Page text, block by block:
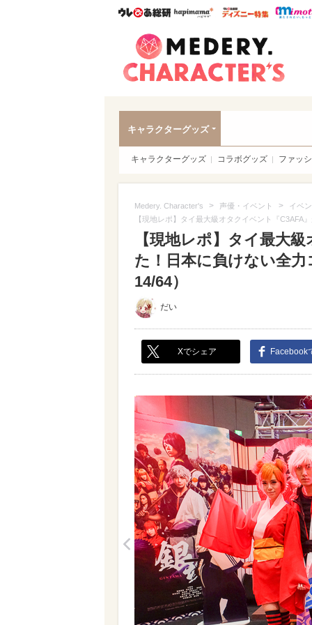
ウレぴあ総研ハピママ*
ウレぴ
キャラクターグッズ
キャラクターグッズ コラボグッズ ファッ
Medery. Character's > 声優・イベント >
イベ
【現地レポ】タイ最大級オタクイベント『C3AFA
【現地レポ】タイ最大
た！日本に負けない全
14/64）
だい
Xでシェア Facebook